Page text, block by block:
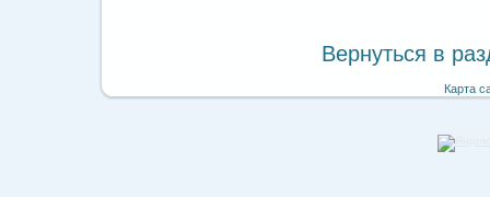
Вернуться в
Карта